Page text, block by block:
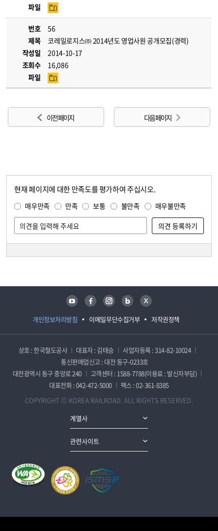
파일
번호
56
제목
코레일로지스㈜ 2014년도 영업사원 공개모집(경력)
작성일
2014-10-17
조회수
16,086
파일
이전 페이지 다음 페이지
현재 페이지에 대한 만족도를 평가하여 주십시오.
매우만족 만족 보통 불만족 매우불만족
개인정보처리방침 이메일무단수집거부 저작권정책
유튜브 페이스북 인스타그램 블로그 트위터
상호 : 한국철도공사 대표자 : 김태승
사업자등록 : 314-82-10024
통신판매업신고 : 대전 동구-0233호
대전광역시 동구 중앙로 240
고객센터 : 1588-7788(이용료 : 발신자부담)
대표전화 : 042-472-5000
팩스 : 02-361-8385
COPYRIGHT ⓒ KOREA RAILROAD. ALL RIGHTS RESERVED.
계열사
관련사이트